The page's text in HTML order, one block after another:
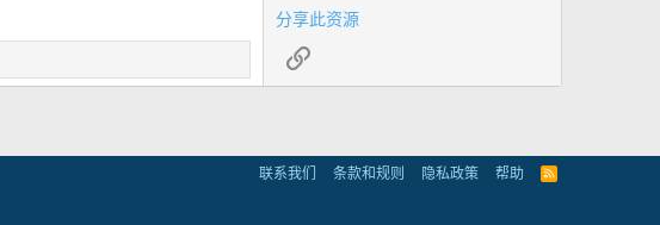
分享此资源
链接
联系我们 条款和规则 隐私政策 帮助
R